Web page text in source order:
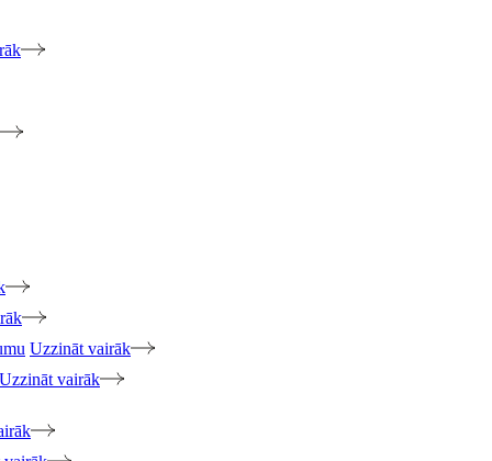
Uzzināt vairāk
Uzzināt vairāk